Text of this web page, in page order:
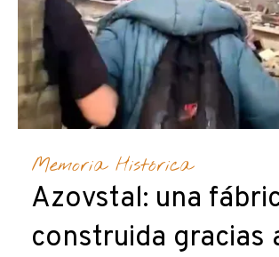
Memoria Histórica
Azovstal: una
construida gracias